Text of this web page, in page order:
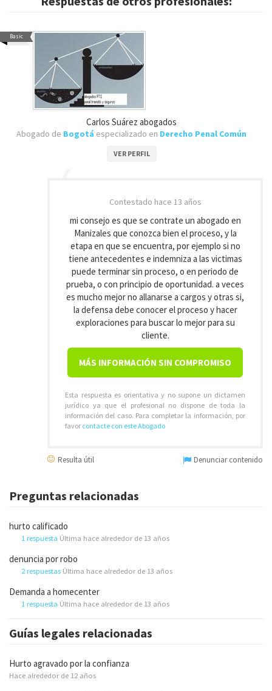
Basic
Carlos Suárez abogados
Abogado de Bogotá especializado en Derecho Penal Común
VER PERFIL
Contestado hace 13 años
mi consejo es que se contrate un abogado en
Manizales que conozca bien el proceso, y la
etapa en que se encuentra, por ejemplo si no
tiene antecedentes e indemniza a las victimas
puede terminar sin proceso, o en periodo de
prueba, o con principio de oportunidad. a veces
es mucho mejor no allanarse a cargos y otras si,
la defensa debe conocer el proceso y hacer
exploraciones para buscar lo mejor para su
cliente.
MÁS INFORMACIÓN SIN COMPROMISO
Esta respuesta es orientativa y no supone un dictamen
jurídico ya que el profesional no dispone de toda la
información del caso. Para completar la información, por
favor contacte con este Abogado
Resulta útil Denunciar contenido
Preguntas relacionadas
hurto calificado
1 respuesta Última hace alrededor de 13 años
denuncia por robo
2 respuestas Última hace alrededor de 13 años
Demanda a homecenter
1 respuesta Última hace alrededor de 13 años
Guías legales relacionadas
Hurto agravado por la confianza
Hace alrededor de 12 años